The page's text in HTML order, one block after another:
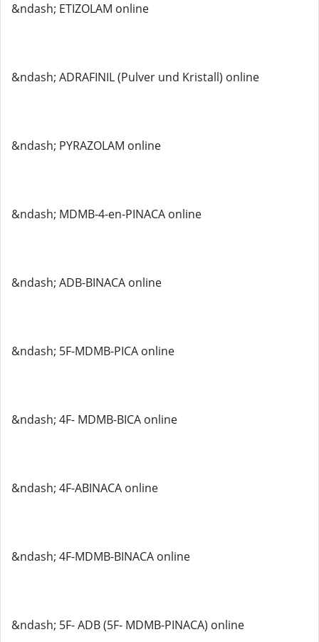
&ndash; ETIZOLAM online
&ndash; ADRAFINIL (Pulver und Kristall) online
&ndash; PYRAZOLAM online
&ndash; MDMB-4-en-PINACA online
&ndash; ADB-BINACA online
&ndash; 5F-MDMB-PICA online
&ndash; 4F- MDMB-BICA online
&ndash; 4F-ABINACA online
&ndash; 4F-MDMB-BINACA online
&ndash; 5F- ADB (5F- MDMB-PINACA) online